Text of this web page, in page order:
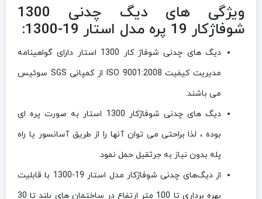
ویژگی های دیگ چدنی 1300
شوفاژکار 19 پره مدل استار 19-1300:
دیگ های چدنی شوفاژ کار 1300 استار دارای گواهینامه
مدیریت کیفیت ISO 9001:2008 از کمپانی SGS سوئیس
می باشند.
دیگ های چدنی شوفاژکار 1300 استار به صورت پره ای
بوده ، لذا براحتی می توان آنها را از طریق آسانسور یا راه
پله بدون نیاز به جرثقیل حمل نمود.
از دیگ‌های چدنی شوفاژکار مدل استار 19-1300 با قابلیت
بهره برداری تا 100 متر ارتفاع در ساختمان های بلند تا 30